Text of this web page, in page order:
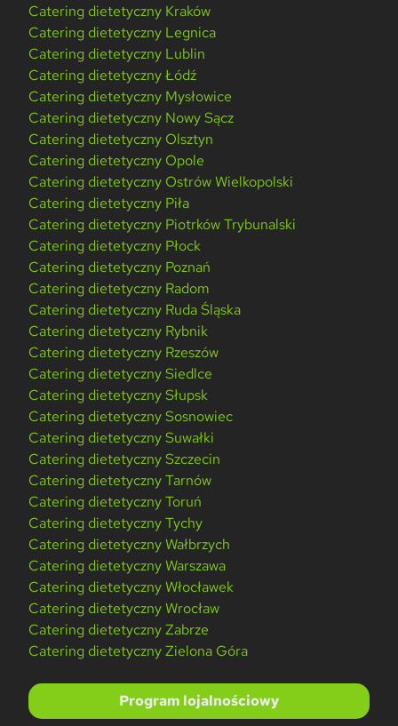
Catering dietetyczny Kraków
Catering dietetyczny Legnica
Catering dietetyczny Lublin
Catering dietetyczny Łódź
Catering dietetyczny Mysłowice
Catering dietetyczny Nowy Sącz
Catering dietetyczny Olsztyn
Catering dietetyczny Opole
Catering dietetyczny Ostrów Wielkopolski
Catering dietetyczny Piła
Catering dietetyczny Piotrków Trybunalski
Catering dietetyczny Płock
Catering dietetyczny Poznań
Catering dietetyczny Radom
Catering dietetyczny Ruda Śląska
Catering dietetyczny Rybnik
Catering dietetyczny Rzeszów
Catering dietetyczny Siedlce
Catering dietetyczny Słupsk
Catering dietetyczny Sosnowiec
Catering dietetyczny Suwałki
Catering dietetyczny Szczecin
Catering dietetyczny Tarnów
Catering dietetyczny Toruń
Catering dietetyczny Tychy
Catering dietetyczny Wałbrzych
Catering dietetyczny Warszawa
Catering dietetyczny Włocławek
Catering dietetyczny Wrocław
Catering dietetyczny Zabrze
Catering dietetyczny Zielona Góra
Program lojalnościowy